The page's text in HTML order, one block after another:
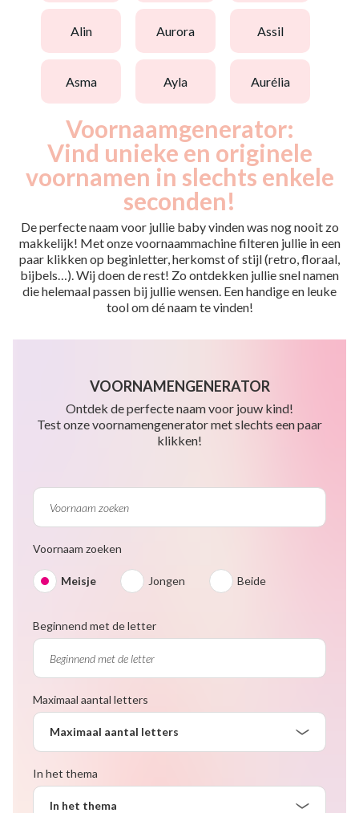
alin aurora assil
asma ayla aurélia
Voornaamgenerator:
Vind unieke en originele
voornamen in slechts enkele
seconden!
De perfecte naam voor jullie baby vinden was nog nooit zo
makkelijk! Met onze voornaammachine filteren jullie in een
paar klikken op beginletter, herkomst of stijl (retro, floraal,
bijbels…). Wij doen de rest! Zo ontdekken jullie snel namen
die helemaal passen bij jullie wensen. Een handige en leuke
tool om dé naam te vinden!
VOORNAMENGENERATOR
Ontdek de perfecte naam voor jouw kind!
Test onze voornamengenerator met slechts een paar
klikken!
Voornaam zoeken
Meisje Jongen Beide
Beginnend met de letter
Maximaal aantal letters
Maximaal aantal letters
In het thema
In het thema